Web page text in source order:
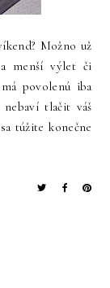
Možno už
menší výlet či
povolenú iba
tlačit váš
túžite konečne